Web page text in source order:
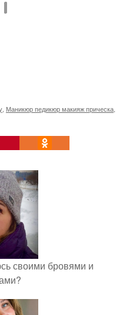
Маникюр педикюр макияж прическа
своими бровями и